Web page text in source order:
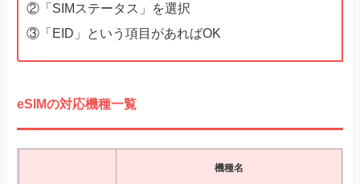
②「SIMステータス」を選択
③「EID」という項目があればOK
eSIMの対応機種一覧
機種名